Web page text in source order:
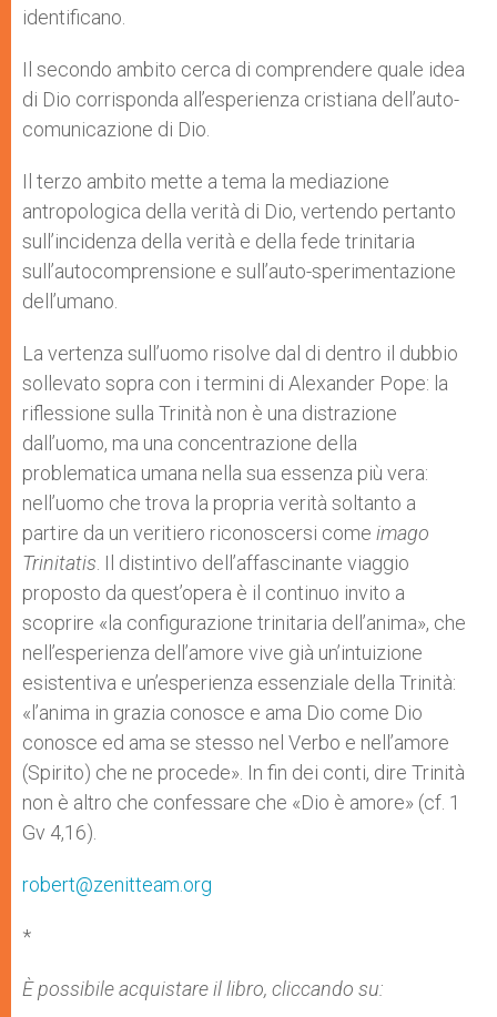
identificano.
Il secondo ambito cerca di comprendere quale idea
di Dio corrisponda all’esperienza cristiana dell’auto-
comunicazione di Dio.
Il terzo ambito mette a tema la mediazione
antropologica della verità di Dio, vertendo pertanto
sull’incidenza della verità e della fede trinitaria
sull’autocomprensione e sull’auto-sperimentazione
dell’umano.
La vertenza sull’uomo risolve dal di dentro il dubbio
sollevato sopra con i termini di Alexander Pope: la
riflessione sulla Trinità non è una distrazione
dall’uomo, ma una concentrazione della
problematica umana nella sua essenza più vera:
nell’uomo che trova la propria verità soltanto a
partire da un veritiero riconoscersi come imago
Trinitatis . Il distintivo dell’affascinante viaggio
proposto da quest’opera è il continuo invito a
scoprire «la configurazione trinitaria dell’anima», che
nell’esperienza dell’amore vive già un’intuizione
esistentiva e un’esperienza essenziale della Trinità:
«l’anima in grazia conosce e ama Dio come Dio
conosce ed ama se stesso nel Verbo e nell’amore
(Spirito) che ne procede». In fin dei conti, dire Trinità
non è altro che confessare che «Dio è amore» (cf. 1
Gv 4,16).
robert@zenitteam.org
*
È possibile acquistare il libro, cliccando su: